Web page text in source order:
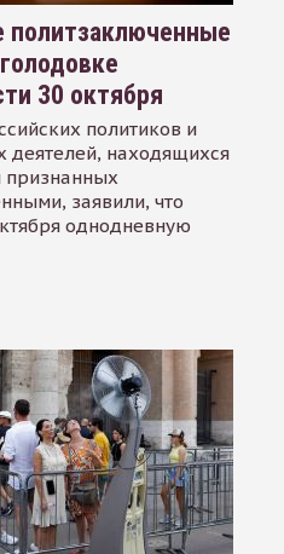
политзаключенные
30 октября
политиков и
деятелей, находящихся
признанных
заявили, что
однодневную